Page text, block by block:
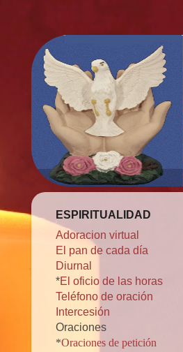
ESPIRITUALIDAD
Adoracion virtual
El pan de cada día
Diurnal
*El oficio de las horas
Teléfono de oración
Intercesión
Oraciones
*Oraciones de petición